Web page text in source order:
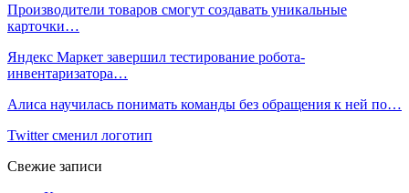
Производители товаров смогут создавать уникальные
карточки…
Яндекс Маркет завершил тестирование робота-
инвентаризатора…
Алиса научилась понимать команды без обращения к ней по…
Twitter сменил логотип
Свежие записи